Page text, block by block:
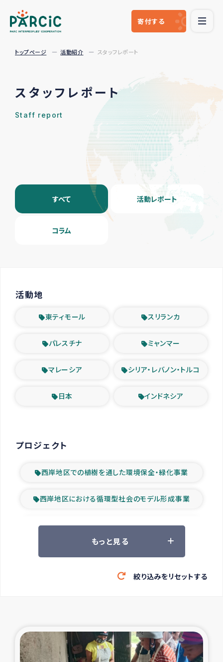
寄付する
トップページ 活動紹介 スタッフレポート
スタッフレポート
Staff report
すべて 活動レポート
コラム
活動地
東ティモール スリランカ
パレスチナ ミャンマー
マレーシア シリア・レバノン・トルコ
日本 インドネシア
プロジェクト
西岸地区での植樹を通した環境保全・緑化事業
西岸地区における循環型社会のモデル形成事業
ツアー参加者の声
緊急救援の時代
東ティモール豪雨緊急支援
大雨による洪水被災者支援
もっと見る
絞り込みをリセットする